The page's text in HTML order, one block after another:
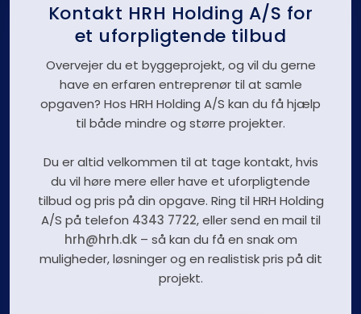
Kontakt HRH Holding A/S for
et uforpligtende tilbud
Overvejer du et byggeprojekt, og vil du gerne
have en erfaren entreprenør til at samle
opgaven? Hos HRH Holding A/S kan du få hjælp
til både mindre og større projekter.
Du er altid velkommen til at tage kontakt, hvis
du vil høre mere eller have et uforpligtende
tilbud og pris på din opgave. Ring til HRH Holding
A/S på telefon 4343 7722, eller send en mail til
hrh@hrh.dk– så kan du få en snak om
muligheder, løsninger og en realistisk pris på dit
projekt.